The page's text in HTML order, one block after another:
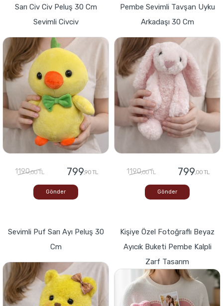
Sarı Civ Civ Peluş 30 Cm
Sevimli Civciv
1190,00 TL 799,90 TL
Gönder
Pembe Sevimli Tavşan Uyku
Arkadaşı 30 Cm
1190,00 TL 799,00 TL
Gönder
Sevimli Puf Sarı Ayı Peluş 30
Cm
Kişiye Özel Fotoğraflı Beyaz
Ayıcık Buketi Pembe Kalpli
Zarf Tasarım